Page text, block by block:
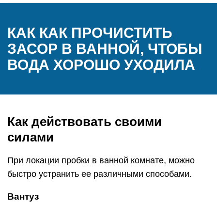
КАК КАК ПРОЧИСТИТЬ
ЗАСОР В ВАННОЙ, ЧТОБЫ
ВОДА ХОРОШО УХОДИЛА
Как действовать своими
силами
При локации пробки в ванной комнате, можно
быстро устранить ее различными способами.
Вантуз